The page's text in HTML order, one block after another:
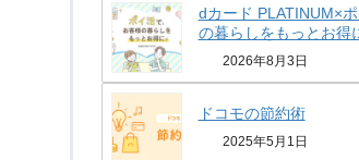
dカード PLATINUM×
の暮らしをもっとお得
2026年8月3日
ドコモの節約術
2025年5月1日